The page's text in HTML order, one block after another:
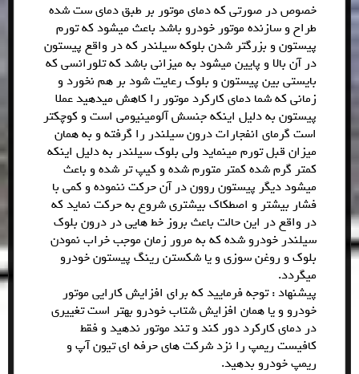
خصوص در صورتی که دمای موتور بر طبق دمای ست شده
طراح و سازنده موتور خودرو باشد باعث میشود که تورم
پیستون و بزرگتر شدن بلوکه سیلندر که در واقع پیستون
در آن بالا و پایین میشود به میزانی باشد که تلورانسی که
بایستی بین پیستون و بلوک رعایت شود بر هم نخورد و
زمانی که شما دمای کارکرد موتور را کاهش میدهید عملا
پیستون به دلیل اینکه جنسش آلومینیومی است و کوچکتر
است گرمای انفجارات درون سیلندر را گرفته و به همان
میزان قبل تورم مینماید ولی بلوک سیلندر به دلیل اینکه
کمتر گرم شده کمتر متورم شده و کیپ تر شده و باعث
میشود دیگر پیستون روون در آن حرکت ننموده و کمی با
فشار بیشتر و اصطکاک بیشتری شروع به حرکت نماید که
در واقع در این حالت باعث بروز خط هایی در درون بلوک
سیلندر خودرو شده که به مرور زمان موجب خراب نمودن
بلوک و روغن سوزی و یا شکستن رینگ پیستون خودرو
میگردد.
پیشنهاد : توجه فرمایید که برای افزایش کارایی موتور
خودرو و یا همان افزایش شتاب خودرو بهتر است تغییری
در دمای کارکرد دور کند و تند موتور ندهید و فقط
کافیست ریمپ را نزد شرکت های حرفه ای تیون آپ و
ریمپ خودرو بدهید.